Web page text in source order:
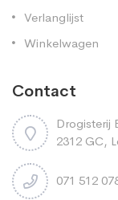
Verlanglijst
Winkelwagen
Contact
Drogisterij
2312 GC,
071 512